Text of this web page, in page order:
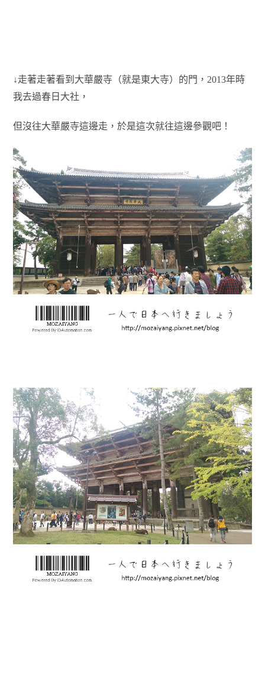
↓走著走著看到 大華嚴寺（就是東大寺）的門， 2013年時
我去過春日大社，
但沒往大華嚴寺這邊走， 於是這次就往這邊參觀吧！